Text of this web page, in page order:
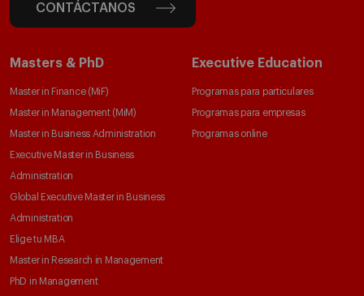
CONTÁCTANOS
Masters & PhD
Master in Finance (MiF)
Master in Management (MiM)
Master in Business Administration
Executive Master in Business
Administration
Global Executive Master in Business
Administration
Elige tu MBA
Master in Research in Management
PhD in Management
Executive Education
Programas para particulares
Programas para empresas
Programas online